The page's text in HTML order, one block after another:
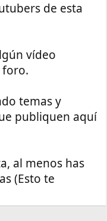
de esta
vídeo
foro.
temas y
publiquen aquí
al menos has
(Esto te